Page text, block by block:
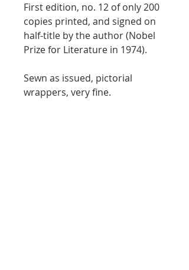
First edition, no. 12 of only 200
copies printed, and signed on
half-title by the author (Nobel
Prize for Literature in 1974).
Sewn as issued, pictorial
wrappers, very fine.